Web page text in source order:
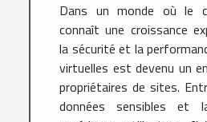
Dans un monde où le
connaît une croissance
la sécurité et la
virtuelles est devenu un
propriétaires de sites.
données sensibles et